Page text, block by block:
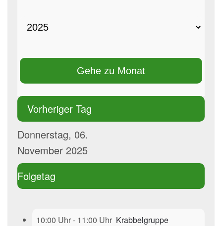
Gehe zu Monat
Vorheriger Tag
Donnerstag, 06.
November 2025
Folgetag
10:00 Uhr - 11:00 Uhr Krabbelgruppe